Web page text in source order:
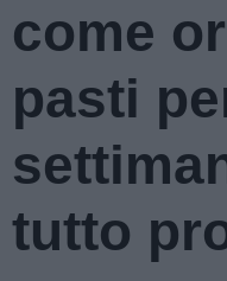
come
pasti
tutto